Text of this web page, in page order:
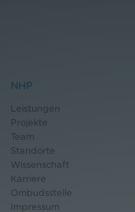
NHP
Leistungen
Projekte
Team
Standorte
Wissenschaft
Karriere
Ombudsstelle
Impressum